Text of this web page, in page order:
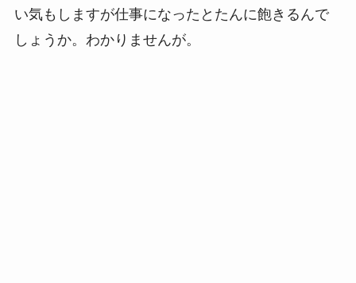
い気もしますが仕事になったとたんに飽きるんで
しょうか。わかりませんが。